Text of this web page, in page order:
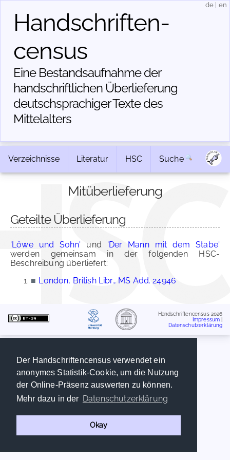
Der Handschriftencensus verwendet ein
anonymes Statistik-Cookie, um die Nutzung
der Online-Präsenz auswerten zu können.
Mehr dazu in der Datenschutzerklärung
Okay
Handschriften­
census
Eine Bestandsaufnahme der
handschriftlichen Über­lieferung
deutschsprachiger Texte des
Mittelalters
de en
Verzeichnisse Literatur HSC Suche
Mitüberlieferung
Geteilte Überlieferung
'Löwe und Sohn' und 'Der Mann mit dem Stabe'
werden gemeinsam in der folgenden HSC-
Beschreibung überliefert:
■ London, British Libr., MS Add. 24946
Handschriftencensus 2026
Impressum
Datenschutzerklärung